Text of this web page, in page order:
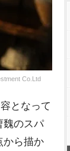
Co.Ltd
となって
魏のスパ
から描か